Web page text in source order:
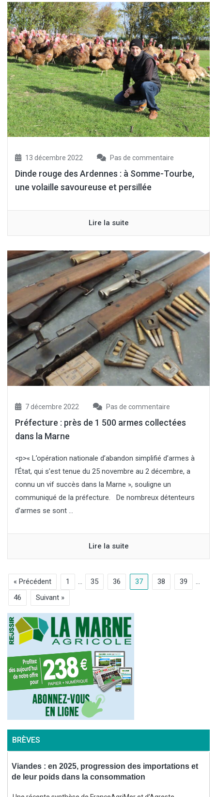
13 décembre 2022 Pas de commentaire
Dinde rouge des Ardennes : à Somme-Tourbe,
une volaille savoureuse et persillée
Lire la suite
7 décembre 2022 Pas de commentaire
Préfecture : près de 1 500 armes collectées
dans la Marne
<p>« L’opération nationale d’abandon simplifié d’armes à
l’État, qui s’est tenue du 25 novembre au 2 décembre, a
connu un vif succès dans la Marne », souligne un
communiqué de la préfecture. De nombreux détenteurs
d’armes se sont ...
Lire la suite
« Précédent 1 … 35 36 37 38 39
…
46
Suivant »
BRÈVES
Viandes : en 2025, progression des importations et
de leur poids dans la consommation